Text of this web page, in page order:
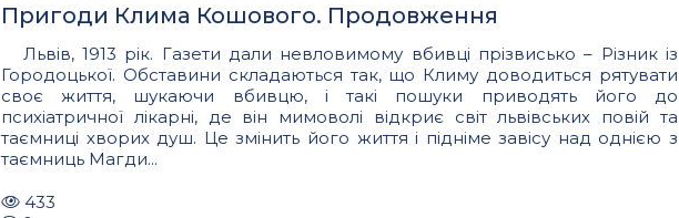
Пригоди Клима Кошового. Продовження
Львів, 1913 рік. Газети дали невловимому вбивці прізвисько – Різник із
Городоцької. Обставини складаються так, що Климу доводиться рятувати
своє життя, шукаючи вбивцю, і такі пошуки приводять його до
психіатричної лікарні, де він мимоволі відкриє світ львівських повій та
таємниці хворих душ. Це змінить його життя і підніме завісу над однією з
таємниць Магди...
433